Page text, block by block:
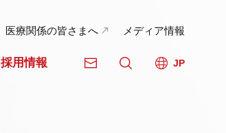
採用情報 JP
医療関係の皆さまへ メディア情報